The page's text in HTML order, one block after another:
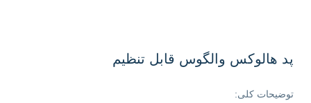
پد هالوکس والگوس قابل تنظیم
توضیحات کلی: